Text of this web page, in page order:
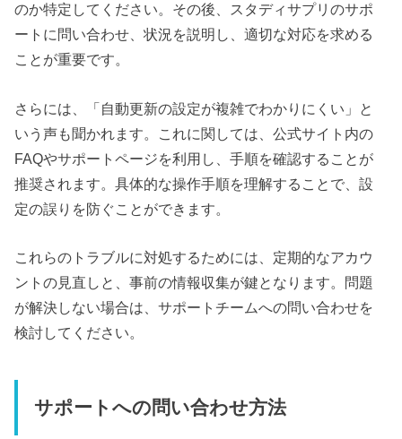
のか特定してください。その後、スタディサプリのサポ
ートに問い合わせ、状況を説明し、適切な対応を求める
ことが重要です。
さらには、「自動更新の設定が複雑でわかりにくい」と
いう声も聞かれます。これに関しては、公式サイト内の
FAQやサポートページを利用し、手順を確認することが
推奨されます。具体的な操作手順を理解することで、設
定の誤りを防ぐことができます。
これらのトラブルに対処するためには、定期的なアカウ
ントの見直しと、事前の情報収集が鍵となります。問題
が解決しない場合は、サポートチームへの問い合わせを
検討してください。
サポートへの問い合わせ方法